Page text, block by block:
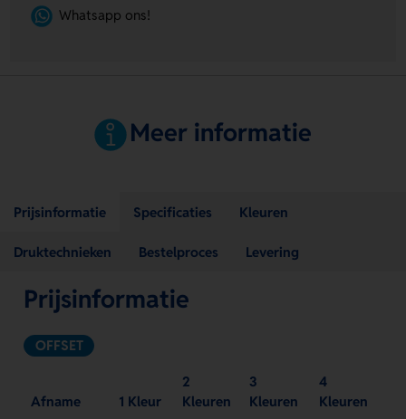
Whatsapp ons!
Meer informatie
Prijsinformatie Specificaties Kleuren
Druktechnieken Bestelproces Levering
Prijsinformatie
OFFSET
Afname 1 Kleur
2
Kleuren
3
Kleuren
4
Kleuren